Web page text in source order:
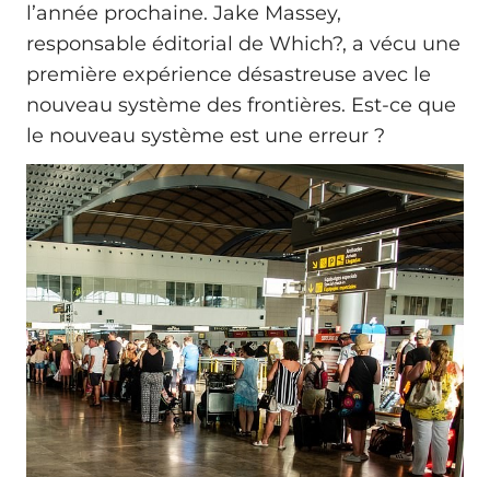
l’année prochaine. Jake Massey,
responsable éditorial de Which?, a vécu une
première expérience désastreuse avec le
nouveau système des frontières. Est-ce que
le nouveau système est une erreur ?